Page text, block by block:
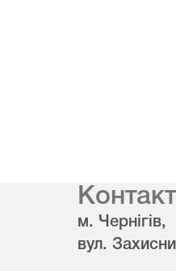
м. Чернігів,
вул.